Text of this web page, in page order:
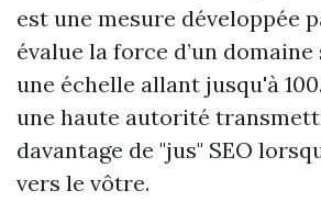
est une mesure développée
évalue la force d’un
une échelle allant jusqu'à
une haute autorité
davantage de "jus" SEO
vers le vôtre.